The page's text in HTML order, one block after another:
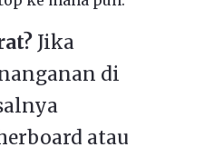
Jika
di
atau